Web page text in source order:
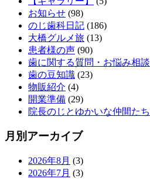
お知らせ (98)
のじ歯科日記 (186)
大橋グルメ旅 (13)
患者様の声 (90)
歯に関する質問・お悩み相談
歯の豆知識 (23)
物販紹介 (4)
開業準備 (29)
院長のじとゆかいな仲間たち
月別アーカイブ
2026年8月 (3)
2026年7月 (3)